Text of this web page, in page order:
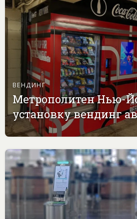
ВЕНДИНГ
Метрополитен Нью-
установку вендинг